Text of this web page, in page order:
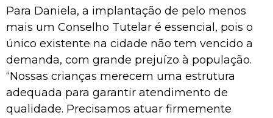
Para Daniela, a implantação de pelo menos
mais um Conselho Tutelar é essencial, pois o
único existente na cidade não tem vencido a
demanda, com grande prejuízo à população.
“Nossas crianças merecem uma estrutura
adequada para garantir atendimento de
qualidade. Precisamos atuar firmemente